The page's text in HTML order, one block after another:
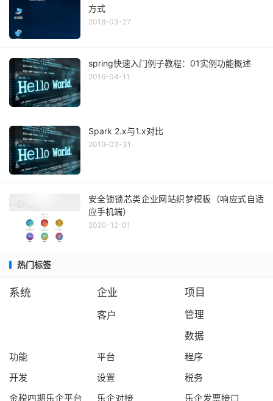
方式
2018-03-27
spring快速入门例子教程：01实例功能概述
2016-04-11
Spark 2.x与1.x对比
2019-03-31
安全锁锁芯类企业网站织梦模板（响应式自适
应手机端）
2020-12-01
热门标签
系统 企业
项目
客户
管理
数据
功能
平台
程序
开发
设置
税务
金税四期乐企平台
乐企对接 乐企发票接口